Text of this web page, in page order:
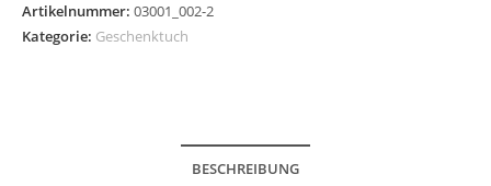
Artikelnummer: 03001_002-2
Kategorie: Geschenktuch
BESCHREIBUNG